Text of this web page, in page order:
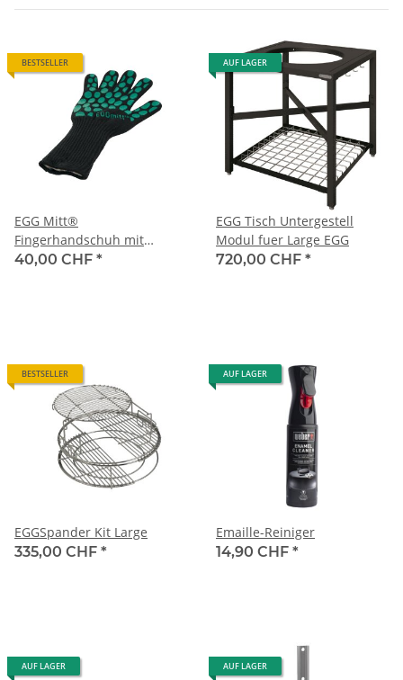
BESTSELLER
EGG Mitt®
Fingerhandschuh mit
Aramid Gewebe für heisse
40,00 CHF *
AUF LAGER
EGG Tisch Untergestell
Modul fuer Large EGG
720,00 CHF *
BESTSELLER
EGGSpander Kit Large
335,00 CHF *
AUF LAGER
Emaille-Reiniger
14,90 CHF *
AUF LAGER AUF LAGER